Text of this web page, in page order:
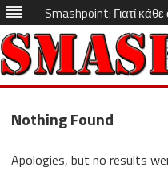
Smashpoint: Γιατί
Nothing Found
Apologies, but no results